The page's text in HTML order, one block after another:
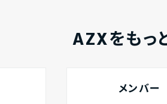
AZXをもっ
メンバー